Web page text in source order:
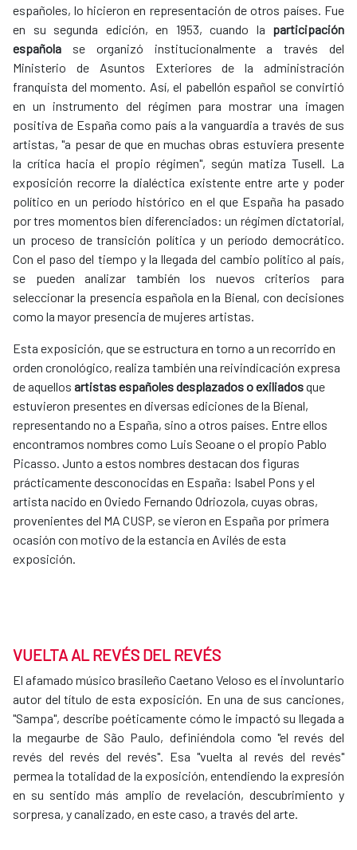
españoles, lo hicieron en representación de otros países. Fue
en su segunda edición, en 1953, cuando la participación
española se organizó institucionalmente a través del
Ministerio de Asuntos Exteriores de la administración
franquista del momento. Así, el pabellón español se convirtió
en un instrumento del régimen para mostrar una imagen
positiva de España como país a la vanguardia a través de sus
artistas, "a pesar de que en muchas obras estuviera presente
la crítica hacia el propio régimen", según matiza Tusell. La
exposición recorre la dialéctica existente entre arte y poder
político en un período histórico en el que España ha pasado
por tres momentos bien diferenciados: un régimen dictatorial,
un proceso de transición política y un período democrático.
Con el paso del tiempo y la llegada del cambio político al país,
se pueden analizar también los nuevos criterios para
seleccionar la presencia española en la Bienal, con decisiones
como la mayor presencia de mujeres artistas.
Esta exposición, que se estructura en torno a un recorrido en
orden cronológico, realiza también una reivindicación expresa
de aquellos artistas españoles desplazados o exiliadosque
estuvieron presentes en diversas ediciones de la Bienal,
representando no a España, sino a otros países. Entre ellos
encontramos nombres como Luis Seoane o el propio Pablo
Picasso. Junto a estos nombres destacan dos figuras
prácticamente desconocidas en España: Isabel Pons y el
artista nacido en Oviedo Fernando Odriozola, cuyas obras,
provenientes del MA CUSP, se vieron en España por primera
ocasión con motivo de la estancia en Avilés de esta
exposición.
VUELTA AL REVÉS DEL REVÉS
El afamado músico brasileño Caetano Veloso es el involuntario
autor del título de esta exposición. En una de sus canciones,
"Sampa", describe poéticamente cómo le impactó su llegada a
la megaurbe de São Paulo, definiéndola como "el revés del
revés del revés del revés". Esa "vuelta al revés del revés"
permea la totalidad de la exposición, entendiendo la expresión
en su sentido más amplio de revelación, descubrimiento y
sorpresa, y canalizado, en este caso, a través del arte.